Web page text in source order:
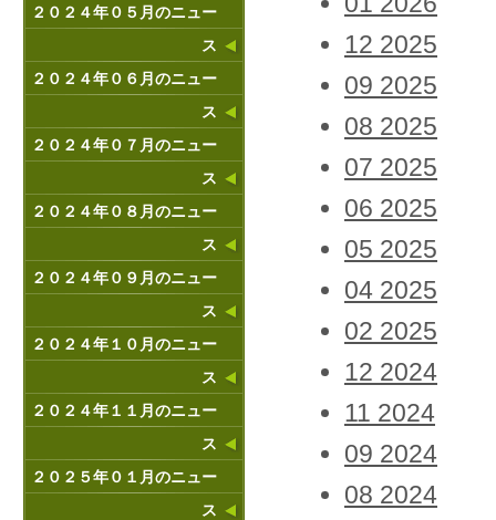
２０２４年０５月のニュー
ス
２０２４年０６月のニュー
ス
２０２４年０７月のニュー
ス
２０２４年０８月のニュー
ス
２０２４年０９月のニュー
ス
２０２４年１０月のニュー
ス
２０２４年１１月のニュー
ス
２０２５年０１月のニュー
ス
12 2025
09 2025
08 2025
07 2025
06 2025
05 2025
04 2025
02 2025
12 2024
11 2024
09 2024
08 2024